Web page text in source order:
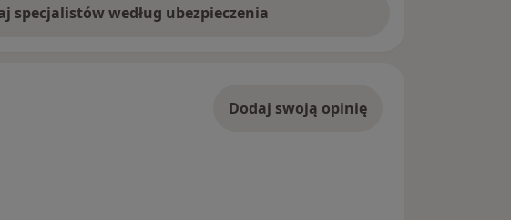
specjalistów według ubezpieczenia
Dodaj swoją opinię